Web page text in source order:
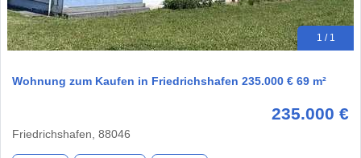
1 / 1
Wohnung zum Kaufen in Friedrichshafen 235.000 € 69 m²
235.000 €
Friedrichshafen, 88046